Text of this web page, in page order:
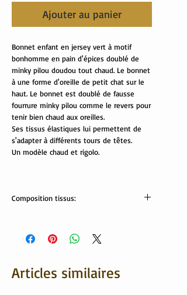
Ajouter au panier
Bonnet enfant en jersey vert à motif
bonhomme en pain d'épices doublé de
minky pilou doudou tout chaud. Le bonnet
à une forme d'oreille de petit chat sur le
haut. Le bonnet est doublé de fausse
fourrure minky pilou comme le revers pour
tenir bien chaud aux oreilles.
Ses tissus élastiques lui permettent de
s'adapter à différents tours de têtes.
Un modèle chaud et rigolo.
Composition tissus:
minky pilou: 100% polyester
Articles similaires